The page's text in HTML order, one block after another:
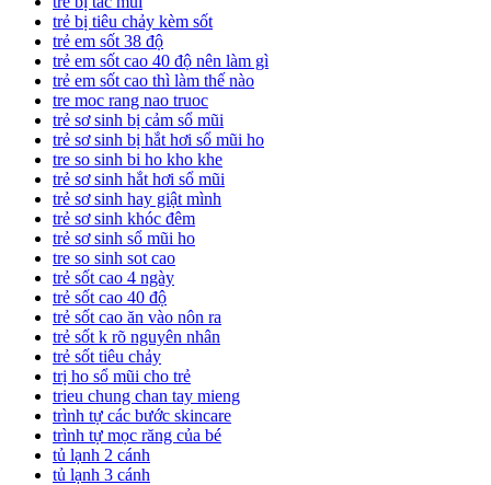
trẻ bị tiêu chảy kèm sốt
trẻ em sốt 38 độ
trẻ em sốt cao 40 độ nên làm gì
trẻ em sốt cao thì làm thế nào
tre moc rang nao truoc
trẻ sơ sinh bị cảm sổ mũi
trẻ sơ sinh bị hắt hơi sổ mũi ho
tre so sinh bi ho kho khe
trẻ sơ sinh hắt hơi sổ mũi
trẻ sơ sinh hay giật mình
trẻ sơ sinh khóc đêm
trẻ sơ sinh sổ mũi ho
tre so sinh sot cao
trẻ sốt cao 4 ngày
trẻ sốt cao 40 độ
trẻ sốt cao ăn vào nôn ra
trẻ sốt k rõ nguyên nhân
trẻ sốt tiêu chảy
trị ho sổ mũi cho trẻ
trieu chung chan tay mieng
trình tự các bước skincare
trình tự mọc răng của bé
tủ lạnh 2 cánh
tủ lạnh 3 cánh